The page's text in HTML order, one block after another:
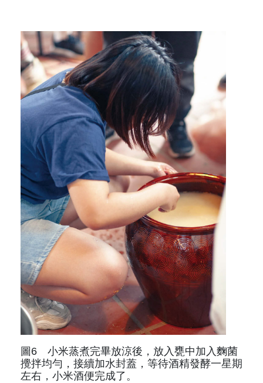
圖6 小米蒸煮完畢放涼後，放入甕中加入麴菌
攪拌均勻，接續加水封蓋，等待酒精發酵一星期
左右，小米酒便完成了。